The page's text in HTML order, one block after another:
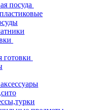
посуда
готовки